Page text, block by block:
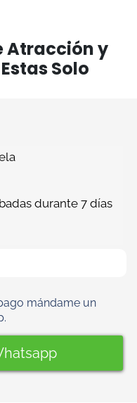
Atracción y
Solo
durante 7 días
mándame un